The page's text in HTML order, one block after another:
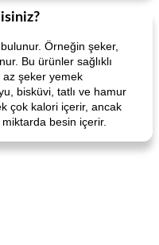
Örneğin şeker,
Bu ürünler sağlıklı
az şeker yemek
bisküvi, tatlı ve hamur
çok kalori içerir, ancak
besin içerir.